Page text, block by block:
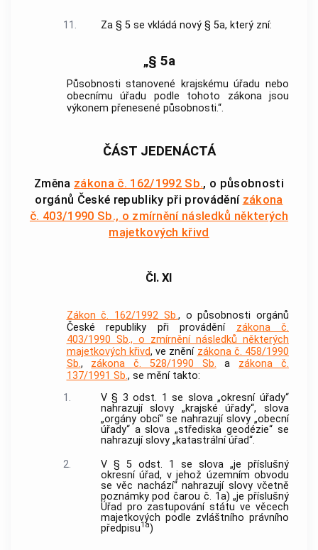
11. Za § 5 se vkládá nový § 5a, který zní:
„§ 5a
Působnosti stanovené krajskému úřadu nebo
obecnímu úřadu podle tohoto zákona jsou
výkonem přenesené působnosti.“.
ČÁST JEDENÁCTÁ
Změna zákona č. 162/1992 Sb., o působnosti
orgánů České republiky při provádění zákona
č. 403/1990 Sb., o zmírnění následků některých
majetkových křivd
Čl. XI
Zákon č. 162/1992 Sb., o působnosti orgánů
České republiky při provádění zákona č.
403/1990 Sb., o zmírnění následků některých
majetkových křivd, ve znění zákona č. 458/1990
Sb., zákona č. 528/1990 Sb. a zákona č.
137/1991 Sb., se mění takto:
1.
V § 3 odst. 1 se slova „okresní úřady“
nahrazují slovy „krajské úřady“, slova
„orgány obcí“ se nahrazují slovy „obecní
úřady“ a slova „střediska geodézie“ se
nahrazují slovy „katastrální úřad“.
2.
V § 5 odst. 1 se slova „je příslušný
okresní úřad, v jehož územním obvodu
se věc nachází“ nahrazují slovy včetně
poznámky pod čarou č. 1a) „je příslušný
Úřad pro zastupování státu ve věcech
majetkových podle zvláštního právního
předpisu1a)